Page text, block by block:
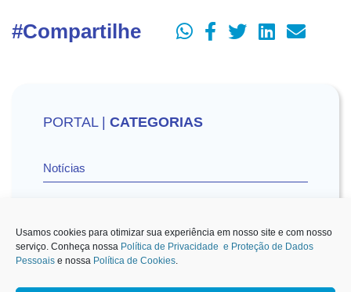
Usamos cookies para otimizar sua experiência em nosso site e com nosso
serviço. Conheça nossa Política de Privacidade e Proteção de Dados
Pessoais e nossa Política de Cookies.
#Compartilhe
PORTAL | CATEGORIAS
Notícias